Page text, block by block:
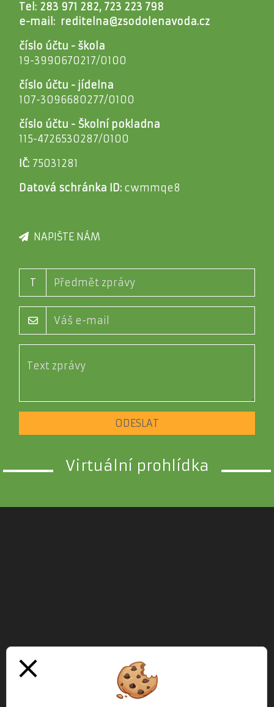
Tel: 283 971 282, 723 223 798
e-mail: reditelna@zsodolenavoda.cz
číslo účtu - škola
19-3990670217/0100
číslo účtu - jídelna
107-3096680277/0100
číslo účtu - Školní pokladna
115-4726530287/0100
IČ: 75031281
Datová schránka ID: cwmmqe8
NAPIŠTE NÁM
T
ODESLAT
Virtuální prohlídka
close